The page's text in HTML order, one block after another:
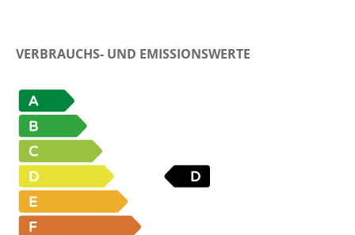
VERBRAUCHS- UND EMISSIONSWERTE